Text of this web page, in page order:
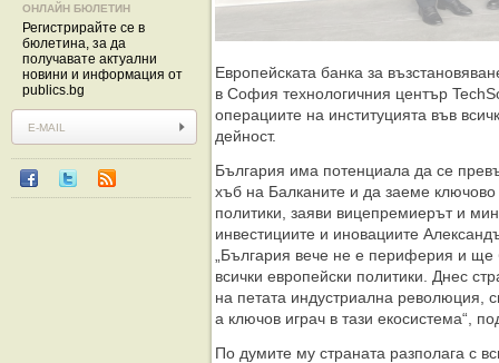
ОНЛАЙН БЮЛЕТИН
Регистрирайте се в
бюлетина, за да
получавате актуални
новини и информация от
publics.bg
Европейската банка за
в София технологичния център
операциите на институцията във
дейност.
България има потенциала да се
хъб на Балканите и да заеме ключово
политики, заяви вицепремиерът и
инвестициите и иновациите
„България вече не е периферия и
всички европейски политики. Днес
на петата индустриална революция,
а ключов играч в тази екосистема“,
По думите му страната разполага с